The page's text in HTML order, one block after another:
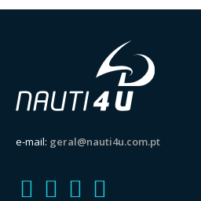
e-mail: geral@nauti4u.com.pt